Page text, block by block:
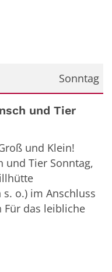
Sonntag
und Tier
und Klein!
und Tier Sonntag,
o.) im Anschluss
Für das leibliche